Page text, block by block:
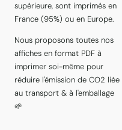
supérieure, sont imprimés en
France (95%) ou en Europe.
Nous proposons toutes nos
affiches en format PDF à
imprimer soi-même pour
réduire l'émission de CO2 liée
au transport & à l'emballage
🌱